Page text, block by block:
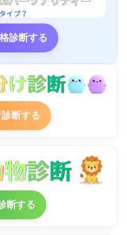
診断する
断する
断する